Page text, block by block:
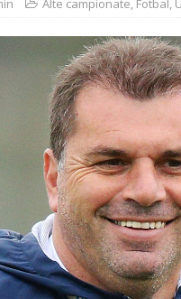
Alte campionate, Fotbal,